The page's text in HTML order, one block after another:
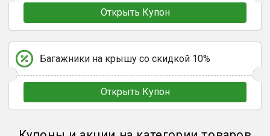
Открыть Купон
Багажники на крышу со скидкой 10%
Открыть Купон